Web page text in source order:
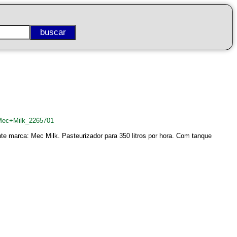
marca: Mec Milk. Pasteurizador para 350 litros por hora. Com tanque